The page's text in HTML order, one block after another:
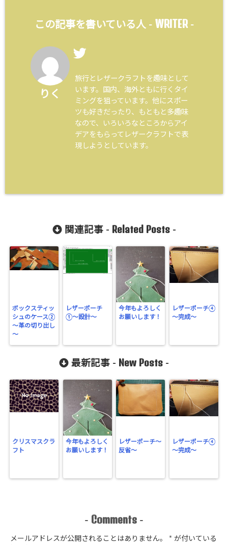
この記事を書いている人 - WRITER-
りく
旅行とレザークラフトを趣味として
います。国内、海外ともに行くタイ
ミングを狙っています。他にスポー
ツも好きだったり、もともと多趣味
なので、いろいろなところからアイ
デアをもらってレザークラフトで表
現しようとしています。
関連記事 - Related Posts-
ボックスティッ
シュのケース②
～革の切り出し
～
レザーポーチ
①〜設計〜
今年もよろしく
お願いします！
レザーポーチ④
～完成～
最新記事 - New Posts -
クリスマスクラ
フト
今年もよろしく
お願いします！
レザーポーチ～
反省～
レザーポーチ④
～完成～
- Comments -
メールアドレスが公開されることはありません。 * が付いている